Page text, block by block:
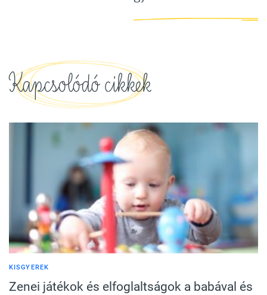
Kapcsolódó cikkek
KISGYEREK
Zenei játékok és elfoglaltságok a babával és